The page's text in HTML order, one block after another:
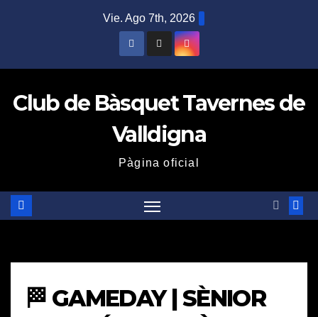
Vie. Ago 7th, 2026
Club de Bàsquet Tavernes de
Valldigna
Pàgina oficial
🏁 GAMEDAY | SÈNIOR